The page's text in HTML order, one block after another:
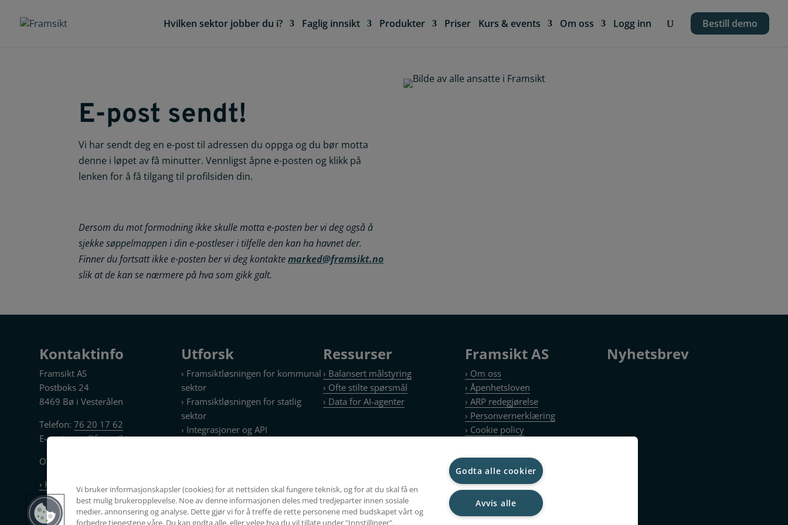
Hvilken sektor jobber du i? Faglig innsikt Produkter Priser Kurs & events Om oss Logg inn Bestill demo
E-post sendt!
Vi har sendt deg en e-post til adressen du oppga og du bør motta
denne i løpet av få minutter. Vennligst åpne e-posten og klikk på
lenken for å få tilgang til profilsiden din.
Dersom du mot formodning ikke skulle motta e-posten ber vi deg også å
sjekke søppelmappen i din e-postleser i tilfelle den kan ha havnet der.
Finner du fortsatt ikke e-posten ber vi deg kontaktemarked@framsikt.no
slik at de kan se nærmere på hva som gikk galt.
Kontaktinfo
Framsikt AS
Postboks 24
8469 Bø i Vesterålen
Telefon:76 20 17 62
E-post:post@framsikt.no
Org.nr. 913 187 512
› Kontakt oss
Utforsk
› Framsiktløsningen for kommunal
sektor
› Framsiktløsningen for statlig
sektor
› Integrasjoner og API
Ressurser
› Balansert målstyring
› Ofte stilte spørsmål
› Data for AI-agenter
Framsikt AS
› Om oss
› Åpenhetsloven
› ARP redegjørelse
› Personvernerklæring
› Cookie policy
Nyhetsbrev
Vi bruker informasjonskapsler (cookies) for at nettsiden skal fungere teknisk, og for at du skal få en
best mulig brukeropplevelse. Noe av denne informasjonen deles med tredjeparter innen sosiale
medier, annonsering og analyse. Dette gjør vi for å treffe de rette personene med budskapet vårt og
forbedre tjenestene våre. Du kan godta alle, eller velge hva du vil tillate under "Innstillinger".
Godta alle cookier
Avvis alle